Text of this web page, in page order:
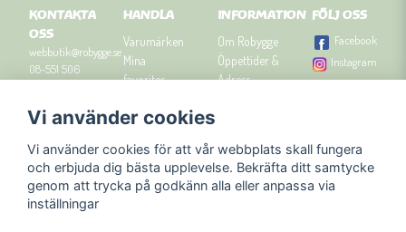
KONTAKTA
OSS
webbutik@robygge.se
08-551 506
Orgnummer: 556463-
HANDLA
Varumärken
Mina
favoriter
Om cookies
Presenttips
INFORMATION
Om Robygge
Öppettider &
Adress
Kontakta oss
Nyhetsbrev
Blogg
FÖLJ OSS
Facebook
Instagram
Vi använder cookies
Vi använder cookies för att vår webbplats skall fungera
och erbjuda dig bästa upplevelse. Bekräfta ditt samtycke
genom att trycka på godkänn alla eller anpassa via
inställningar